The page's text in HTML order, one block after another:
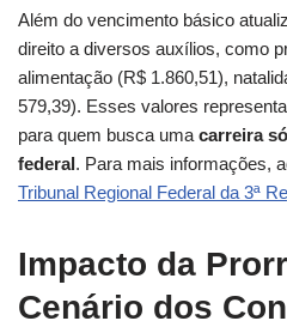
Além do vencimento básico
direito a diversos auxílios, como
alimentação (R$ 1.860,51),
579,39). Esses valores
para quem busca uma carreira
federal. Para mais informações,
Tribunal Regional Federal da 3ª
Impacto da
Cenário dos